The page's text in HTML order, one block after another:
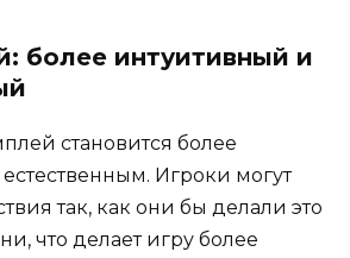
более интуитивный и
становится более
Игроки могут
так, как они бы делали это
что делает игру более